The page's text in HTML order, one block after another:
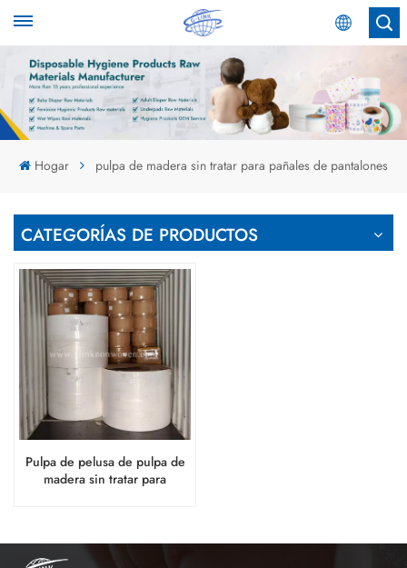
Español
English
Hogar pulpa de madera sin tratar para pañales de pantalones
CATEGORÍAS DE PRODUCTOS
Pulpa de pelusa de pulpa de
madera sin tratar para